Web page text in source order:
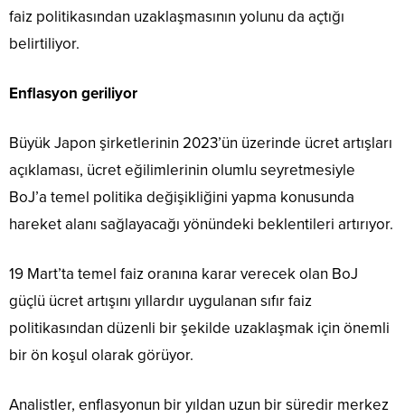
faiz politikasından uzaklaşmasının yolunu da açtığı
belirtiliyor.
Enflasyon geriliyor
Büyük Japon şirketlerinin 2023’ün üzerinde ücret artışları
açıklaması, ücret eğilimlerinin olumlu seyretmesiyle
BoJ’a temel politika değişikliğini yapma konusunda
hareket alanı sağlayacağı yönündeki beklentileri artırıyor.
19 Mart’ta temel faiz oranına karar verecek olan BoJ
güçlü ücret artışını yıllardır uygulanan sıfır faiz
politikasından düzenli bir şekilde uzaklaşmak için önemli
bir ön koşul olarak görüyor.
Analistler, enflasyonun bir yıldan uzun bir süredir merkez